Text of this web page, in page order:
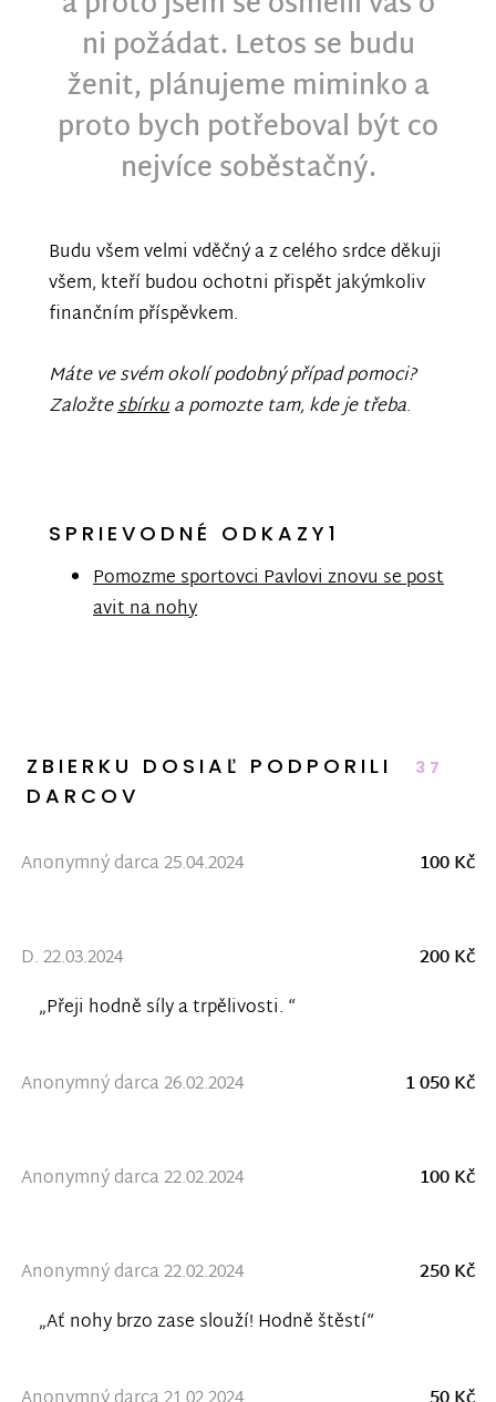
ni požádat. Letos se budu
ženit, plánujeme miminko a
proto bych potřeboval být co
nejvíce soběstačný.
Budu všem velmi vděčný a z celého srdce děkuji
všem, kteří budou ochotni přispět jakýmkoliv
finančním příspěvkem.
Máte ve svém okolí podobný případ pomoci?
Založtesbírkua pomozte tam, kde je třeba.
SPRIEVODNÉ ODKAZY1
Pomozme sportovci Pavlovi znovu se post
avit na nohy
ZBIERKU DOSIAĽ PODPORILI 37
DARCOV
Anonymný darca 25.04.2024 100 Kč
D. 22.03.2024
200 Kč
„Přeji hodně síly a trpělivosti. “
Anonymný darca 26.02.2024 1 050 Kč
Anonymný darca 22.02.2024 100 Kč
Anonymný darca 22.02.2024
250 Kč
„Ať nohy brzo zase slouží! Hodně štěstí“